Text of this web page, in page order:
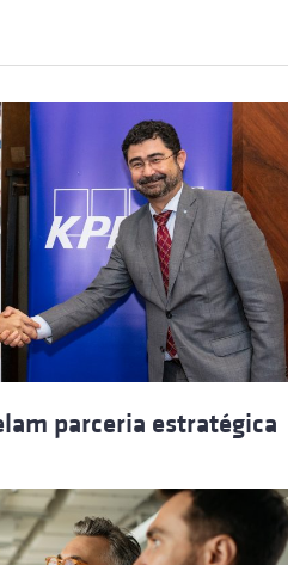
parceria estratégica